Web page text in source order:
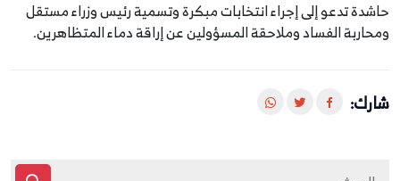
حاشدة تدعو إلى إجراء انتخابات مبكرة وتسمية رئيس وزراء مستقل
ومحاربة الفساد وملاحقة المسؤولين عن إراقة دماء المتظاهرين.
شارك: